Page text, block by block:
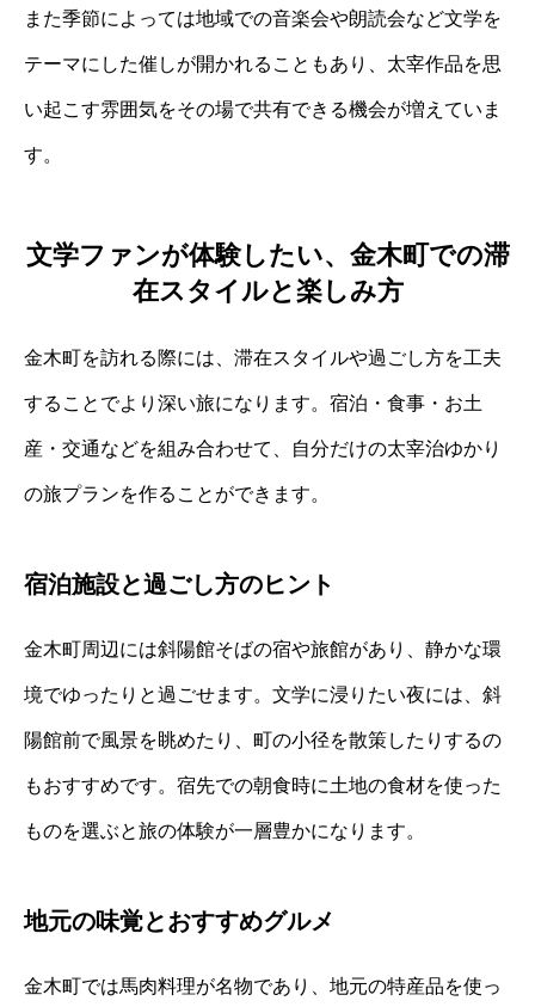
また季節によっては地域での音楽会や朗読会など文学を
テーマにした催しが開かれることもあり、太宰作品を思
い起こす雰囲気をその場で共有できる機会が増えていま
す。
文学ファンが体験したい、金木町での滞
在スタイルと楽しみ方
金木町を訪れる際には、滞在スタイルや過ごし方を工夫
することでより深い旅になります。宿泊・食事・お土
産・交通などを組み合わせて、自分だけの太宰治ゆかり
の旅プランを作ることができます。
宿泊施設と過ごし方のヒント
金木町周辺には斜陽館そばの宿や旅館があり、静かな環
境でゆったりと過ごせます。文学に浸りたい夜には、斜
陽館前で風景を眺めたり、町の小径を散策したりするの
もおすすめです。宿先での朝食時に土地の食材を使った
ものを選ぶと旅の体験が一層豊かになります。
地元の味覚とおすすめグルメ
金木町では馬肉料理が名物であり、地元の特産品を使っ